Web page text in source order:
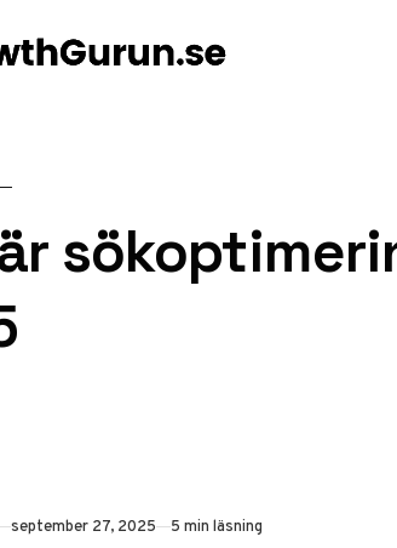
Publicerad
september 27, 2025 5 min läsning